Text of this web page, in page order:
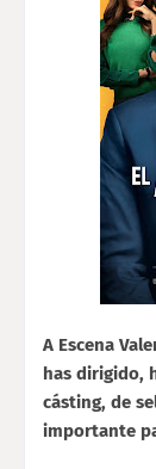
A Escena
has dirigido,
cásting, de
importante